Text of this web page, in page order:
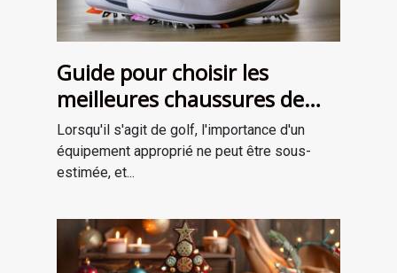
Guide pour choisir les
meilleures chaussures de
golf adaptées à votre style
de jeu
Lorsqu'il s'agit de golf, l'importance d'un
équipement approprié ne peut être sous-
estimée, et...